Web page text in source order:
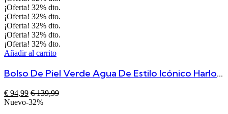
¡Oferta! 32% dto.
¡Oferta! 32% dto.
¡Oferta! 32% dto.
¡Oferta! 32% dto.
¡Oferta! 32% dto.
Añadir al carrito
Bolso De Piel Verde Agua De Estilo Icónico Harlow
€ 94,99 €139,99
Nuevo-32%